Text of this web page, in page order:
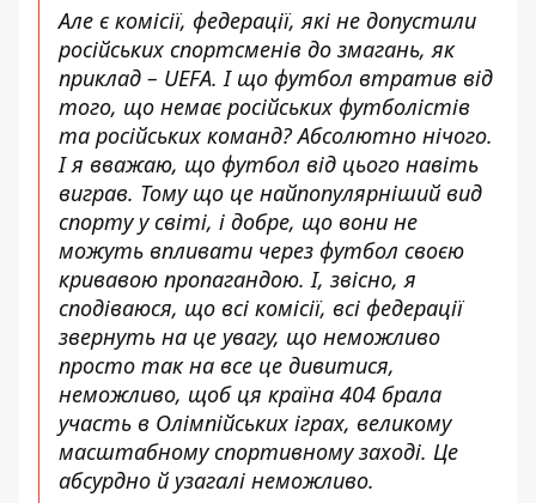
Але є комісії, федерації, які не допустили
російських спортсменів до змагань, як
приклад – UEFA. І що футбол втратив від
того, що немає російських футболістів
та російських команд? Абсолютно нічого.
І я вважаю, що футбол від цього навіть
виграв. Тому що це найпопулярніший вид
спорту у світі, і добре, що вони не
можуть впливати через футбол своєю
кривавою пропагандою. І, звісно, я
сподіваюся, що всі комісії, всі федерації
звернуть на це увагу, що неможливо
просто так на все це дивитися,
неможливо, щоб ця країна 404 брала
участь в Олімпійських іграх, великому
масштабному спортивному заході. Це
абсурдно й узагалі неможливо.